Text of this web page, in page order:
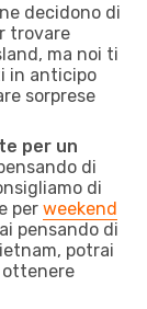
decidono di
trovare
ma noi ti
in anticipo
sorprese
per un
di
di
per weekend
pensando di
potrai
ottenere